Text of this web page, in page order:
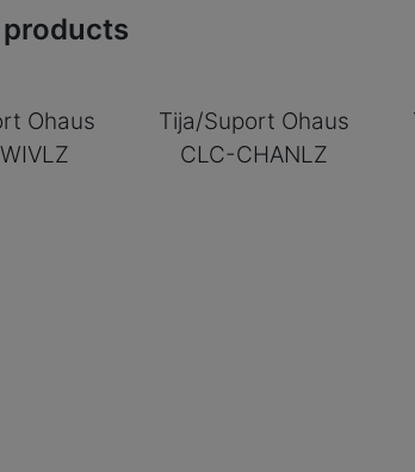
Ohaus
Tija/Suport Ohaus
CLC-CHANLZ